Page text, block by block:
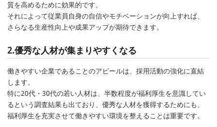
質を高めるために効果的です。
それによって従業員自身の自信やモチベーションが向上すれば、
さらなる生産性向上や成果アップが期待できます。
2.優秀な人材が集まりやすくなる
働きやすい企業であることのアピールは、採用活動の強化に直結
します。
特に20代・30代の若い人材は、半数程度が福利厚生を意識してい
るという調査結果も出ており、優秀な人材を獲得するためにも、
福利厚生を充実させて働きやすい環境を整えることは重要です。